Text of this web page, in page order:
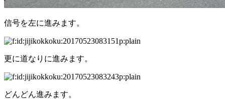
信号を左に進みます。
更に道なりに進みます。
どんどん進みます。